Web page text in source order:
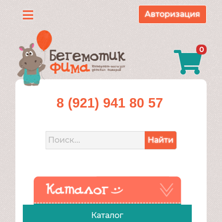
Каталог
О
нас
Доставка
Контакты
Авторизация
0
8 (921) 941 80 57
Найти
Каталог